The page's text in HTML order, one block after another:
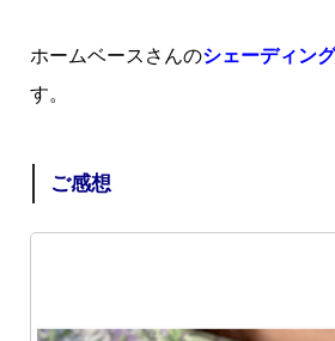
ホームベースさんのシェーディン
す。
ご感想